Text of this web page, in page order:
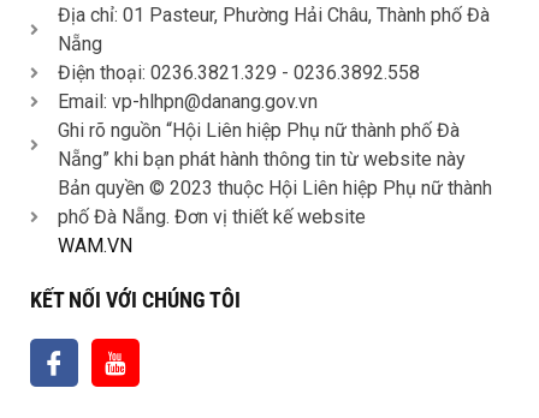
Địa chỉ: 01 Pasteur, Phường Hải Châu, Thành phố Đà
Nẵng
Điện thoại: 0236.3821.329 - 0236.3892.558
Email: vp-hlhpn@danang.gov.vn
Ghi rõ nguồn “Hội Liên hiệp Phụ nữ thành phố Đà
Nẵng” khi bạn phát hành thông tin từ website này
Bản quyền © 2023 thuộc Hội Liên hiệp Phụ nữ thành
phố Đà Nẵng. Đơn vị thiết kế website
WAM.VN
KẾT NỐI VỚI CHÚNG TÔI